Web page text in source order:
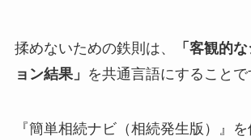
揉めないための鉄則は、
「客観的
ョン結果」 を共通言語にすることで
『簡単相続ナビ（相続発生版）』